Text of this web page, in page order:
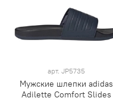
арт. JP5735
Мужские шлепки adidas
Adilette Comfort Slides